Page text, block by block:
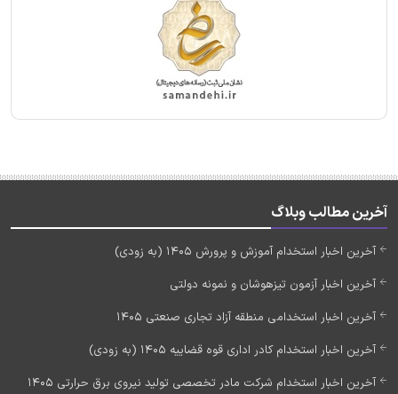
آخرین مطالب وبلاگ
آخرین اخبار استخدام آموزش و پرورش 1405 (به زودی)
آخرین اخبار آزمون تیزهوشان و نمونه دولتی
آخرین اخبار استخدامی منطقه آزاد تجاری صنعتی 1405
آخرین اخبار استخدام کادر اداری قوه قضاییه 1405 (به زودی)
آخرین اخبار استخدام شرکت مادر تخصصی تولید نیروی برق حرارتی 1405